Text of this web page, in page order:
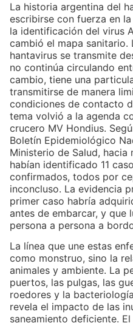
La historia argentina del
escribirse con fuerza en
la identificación del virus
cambió el mapa sanitario.
hantavirus se transmite
no continúa circulando
cambio, tiene una
transmitirse de manera
condiciones de contacto
tema volvió a la agenda
crucero MV Hondius.
Boletín Epidemiológico
Ministerio de Salud, hacia
habían identificado 11
confirmados, todos por
inconcluso. La evidencia
primer caso habría
antes de embarcar, y que
persona a persona a
La línea que une estas
como monstruo, sino la
animales y ambiente. La
puertos, las pulgas, las
roedores y la
revela el impacto de las
saneamiento deficiente.